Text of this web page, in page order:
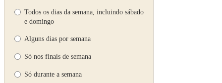
Todos os dias da semana, incluindo sábado
e domingo
Alguns dias por semana
Só nos finais de semana
Só durante a semana